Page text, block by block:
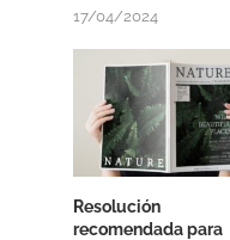
17/04/2024
Resolución
recomendada para